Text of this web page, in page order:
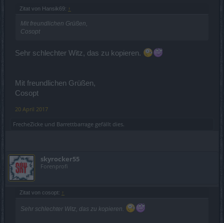
Zitat von Hansik69: ↑
Mit freundlichen Grüßen,
Cosopt
Sehr schlechter Witz, das zu kopieren.
Mit freundlichen Grüßen,
Cosopt
20 April 2017
FrecheZicke und Barrettbarrage gefällt dies.
skyrocker55
Forenprofi
Zitat von cosopt: ↑
Sehr schlechter Witz, das zu kopieren.